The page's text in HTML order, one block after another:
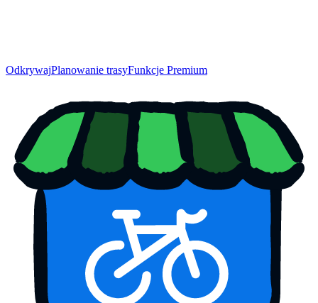
OdkrywajPlanowanie trasyFunkcje Premium